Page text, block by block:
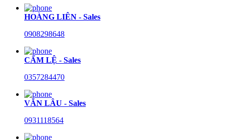
HOÀNG LIÊN - Sales
0908298648
CẨM LỆ - Sales
0357284470
VĂN LÂU - Sales
0931118564